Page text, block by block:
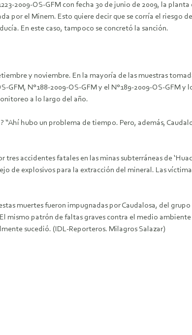
2009-OS-GFM con fecha 30 de junio de 2009, la
por el Minem. Esto quiere decir que se corría el riesgo
En este caso, tampoco se concretó la sanción.
y noviembre. En la mayoría de las muestras
GFM, N°188-2009-OS-GFM y el N°189-2009-OS-GFM
a lo largo del año.
“Ahí hubo un problema de tiempo. Pero, además,
tres accidentes fatales en las minas subterráneas de
de explosivos para la extracción del mineral. Las
muertes fueron impugnadas por Caudalosa, del
mismo patrón de faltas graves contra el medio
sucedió. (IDL-Reporteros. Milagros Salazar)